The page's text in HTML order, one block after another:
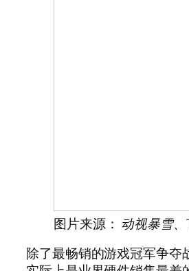
图片来源： 动视暴雪、
除了最畅销的游戏冠军争夺